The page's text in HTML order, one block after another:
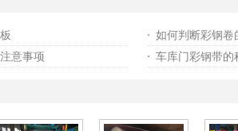
如何判断彩钢卷
意事项
车库门彩钢带的